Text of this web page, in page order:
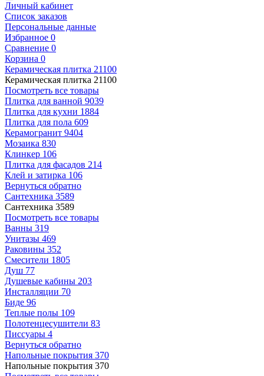
Личный кабинет
Список заказов
Персональные данные
Избранное 0
Сравнение 0
Корзина 0
Керамическая плитка 21100
Керамическая плитка 21100
Посмотреть все товары
Плитка для ванной 9039
Плитка для кухни 1884
Плитка для пола 609
Керамогранит 9404
Мозаика 830
Клинкер 106
Плитка для фасадов 214
Клей и затирка 106
Вернуться обратно
Сантехника 3589
Сантехника 3589
Посмотреть все товары
Ванны 319
Унитазы 469
Раковины 352
Смесители 1805
Душ 77
Душевые кабины 203
Инсталляции 70
Биде 96
Теплые полы 109
Полотенцесушители 83
Писсуары 4
Вернуться обратно
Напольные покрытия 370
Напольные покрытия 370